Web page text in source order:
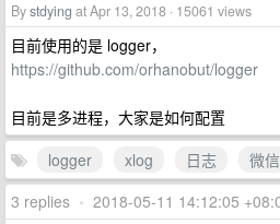
Bystdying at Apr 13, 2018 · 15061 views
目前使用的是 logger，
https://github.com/orhanobut/logger
目前是多进程，大家是如何配置
logger
xlog 日志
微信
3 replies • 2018-05-11 14:12:05